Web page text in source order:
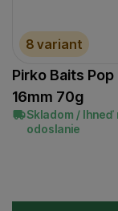
8 variant
Pirko Baits Pop
16mm 70g
Skladom / Ihneď
odoslanie